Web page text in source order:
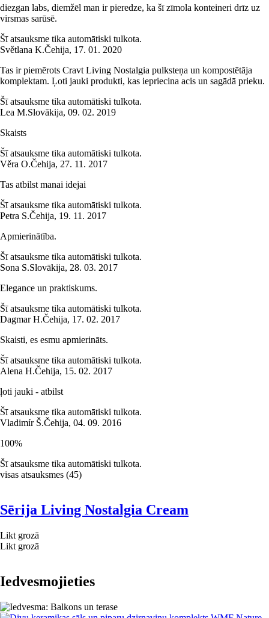
diezgan labs, diemžēl man ir pieredze, ka šī zīmola konteineri drīz uz
virsmas sarūsē.
Šī atsauksme tika automātiski tulkota.
Světlana K.Čehija, 17. 01. 2020
Tas ir piemērots Cravt Living Nostalgia pulksteņa un kompostētāja
komplektam. Ļoti jauki produkti, kas iepriecina acis un sagādā prieku.
Šī atsauksme tika automātiski tulkota.
Lea M.Slovākija, 09. 02. 2019
Skaists
Šī atsauksme tika automātiski tulkota.
Věra O.Čehija, 27. 11. 2017
Tas atbilst manai idejai
Šī atsauksme tika automātiski tulkota.
Petra S.Čehija, 19. 11. 2017
Apmierinātība.
Šī atsauksme tika automātiski tulkota.
Sona S.Slovākija, 28. 03. 2017
Elegance un praktiskums.
Šī atsauksme tika automātiski tulkota.
Dagmar H.Čehija, 17. 02. 2017
Skaisti, es esmu apmierināts.
Šī atsauksme tika automātiski tulkota.
Alena H.Čehija, 15. 02. 2017
ļoti jauki - atbilst
Šī atsauksme tika automātiski tulkota.
Vladimír Š.Čehija, 04. 09. 2016
100%
Šī atsauksme tika automātiski tulkota.
visas atsauksmes (45)
Sērija Living Nostalgia Cream
Likt grozā
Likt grozā
Iedvesmojieties